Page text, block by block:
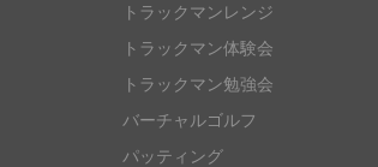
トラックマンレンジ
トラックマン体験会
トラックマン勉強会
バーチャルゴルフ
パッティング